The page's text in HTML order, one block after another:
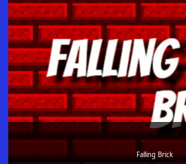
Falling Brick